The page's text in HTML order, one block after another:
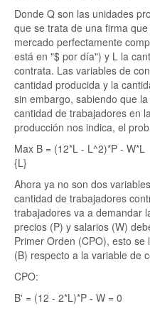
Donde Q son las unidades
que se trata de una firma
mercado perfectamente
está en "$ por día") y L la
contrata. Las variables de
cantidad producida y la
sin embargo, sabiendo que
cantidad de trabajadores en
producción nos indica, el
Max B = (12*L - L^2)*P - W*L
{L}
Ahora ya no son dos
cantidad de trabajadores
trabajadores va a demandar
precios (P) y salarios (W)
Primer Orden (CPO), esto
(B) respecto a la variable de
CPO:
B' = (12 - 2*L)*P - W = 0